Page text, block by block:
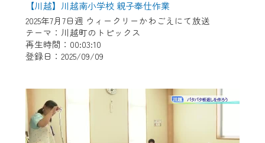
【川越】川越南小学校 親子奉仕作業
2025年7月7日週 ウィークリーかわごえにて放送
テーマ：川越町のトピックス
再生時間：00:03:10
登録日：2025/09/09